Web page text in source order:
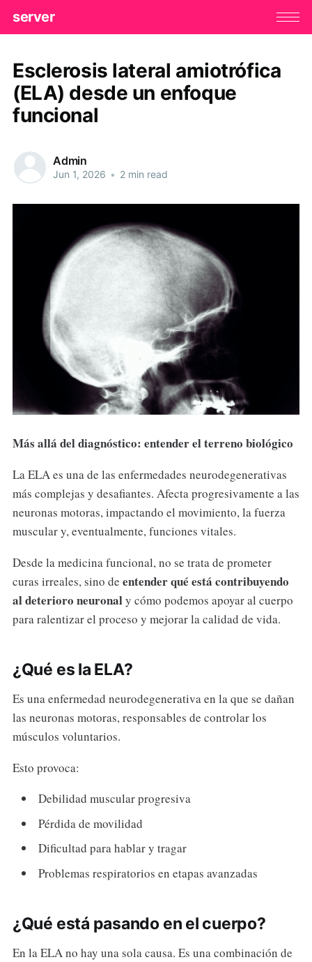
server
Esclerosis lateral amiotrófica
(ELA) desde un enfoque
funcional
Admin
Jun 1, 2026 • 2 min read
Más allá del diagnóstico: entender el terreno biológico
La ELA es una de las enfermedades neurodegenerativas
más complejas y desafiantes. Afecta progresivamente a las
neuronas motoras, impactando el movimiento, la fuerza
muscular y, eventualmente, funciones vitales.
Desde la medicina funcional, no se trata de prometer
curas irreales, sino de entender qué está contribuyendo
al deterioro neuronaly cómo podemos apoyar al cuerpo
para ralentizar el proceso y mejorar la calidad de vida.
¿Qué es la ELA?
Es una enfermedad neurodegenerativa en la que se dañan
las neuronas motoras, responsables de controlar los
músculos voluntarios.
Esto provoca:
Debilidad muscular progresiva
Pérdida de movilidad
Dificultad para hablar y tragar
Problemas respiratorios en etapas avanzadas
¿Qué está pasando en el cuerpo?
En la ELA no hay una sola causa. Es una combinación de